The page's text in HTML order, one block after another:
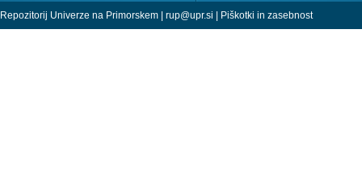
Repozitorij Univerze na Primorskem | rup@upr.si | Piškotki in zasebnost